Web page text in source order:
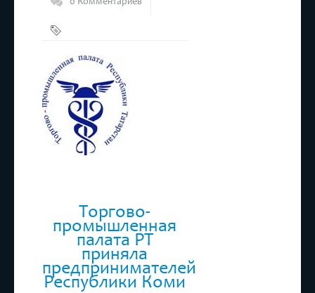
ТПП РТ
Торгово-
промышленная
палата РТ
приняла
предпринимателей
Республики Коми